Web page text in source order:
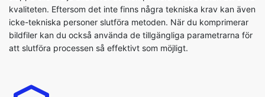
att slutföra processen så effektivt som möjligt.